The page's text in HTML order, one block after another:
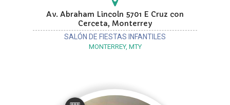
Av. Abraham Lincoln 5701 E Cruz con
Cerceta, Monterrey
SALÓN DE FIESTAS INFANTILES
MONTERREY, MTY